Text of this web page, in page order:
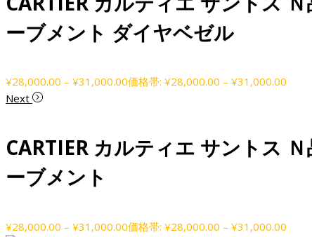
ーブメント ダイヤベゼル
¥28,000.00 – ¥31,000.00価格帯: ¥28,000.00 – ¥31,000.00
Next
CARTIER カルティエ サントス
ーブメント
¥28,000.00 – ¥31,000.00価格帯: ¥28,000.00 – ¥31,000.00